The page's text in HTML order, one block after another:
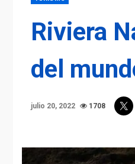
Riviera
del
julio 20, 2022 1708